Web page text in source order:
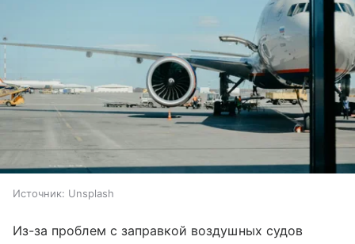
Источник: Unsplash
Из-за проблем с заправкой воздушных судов